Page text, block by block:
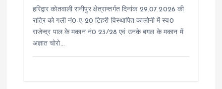
हरिद्वार कोतवाली रानीपुर क्षेत्रान्तर्गत दिनांक 29.07.2026 की
रात्रि को गली नं0-ए-20 टिहरी विस्थापित कालोनी में स्व0
राजेन्द्र पाल के मकान नं0 23/28 एवं उनके बगल के मकान में
अज्ञात चोरो…